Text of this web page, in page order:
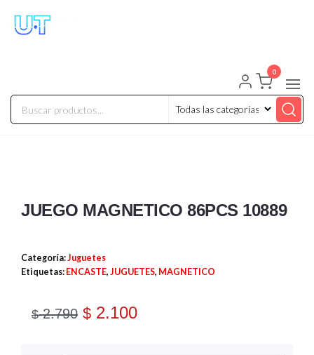
0
JUEGO MAGNETICO 86PCS 10889
Categoría:Juguetes
Etiquetas: ENCASTE, JUGUETES, MAGNETICO
$2.790 $ 2.100